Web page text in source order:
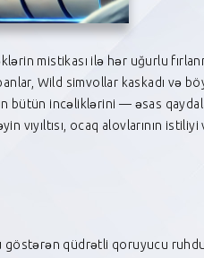
mistikası ilə hər uğurlu
Wild simvollar kaskadı və
bütün incəliklərini — əsas
ocaq alovlarının istiliyi
göstərən qüdrətli qoruyucu